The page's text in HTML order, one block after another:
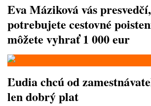
Eva Máziková vás
potrebujete cestovné
môžete vyhrať 1 000 eur
Ľudia chcú od
len dobrý plat